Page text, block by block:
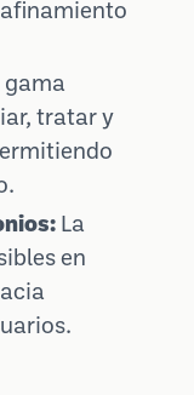
gama
tratar y
La
en